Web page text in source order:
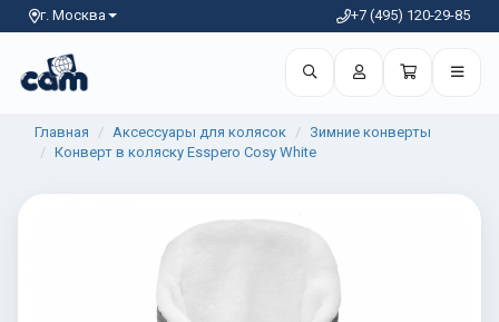
г. Москва +7 (495) 120-29-85
Главная Аксессуары для колясок
Зимние конверты
Конверт в коляску Esspero Cosy White